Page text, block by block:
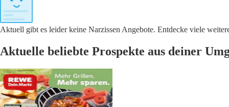
Aktuell gibt es leider keine Narzissen Angebote. Entdecke viele
Aktuelle beliebte Prospekte aus deiner